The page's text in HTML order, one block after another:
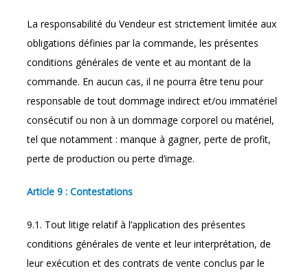
La responsabilité du Vendeur est strictement limitée aux
obligations définies par la commande, les présentes
conditions générales de vente et au montant de la
commande. En aucun cas, il ne pourra être tenu pour
responsable de tout dommage indirect et/ou immatériel
consécutif ou non à un dommage corporel ou matériel,
tel que notamment : manque à gagner, perte de profit,
perte de production ou perte d’image.
Article 9 : Contestations
9.1. Tout litige relatif à l’application des présentes
conditions générales de vente et leur interprétation, de
leur exécution et des contrats de vente conclus par le